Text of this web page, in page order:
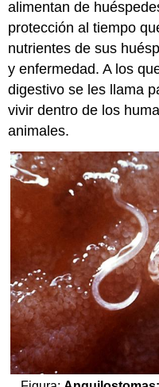
alimentan de
protección al tiempo
nutrientes de sus
y enfermedad. A los
digestivo se les llama
vivir dentro de los
animales.